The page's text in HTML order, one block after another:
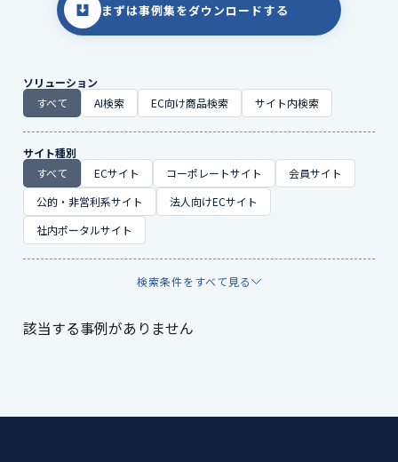
まずは事例集をダウンロードする
ソリューション
すべて
AI検索 EC向け商品検索 サイト内検索
サイト種別
すべて
ECサイト コーポレートサイト
会員サイト
公的・非営利系サイト
法人向けECサイト
社内ポータルサイト
検索条件をすべて見る
該当する事例がありません